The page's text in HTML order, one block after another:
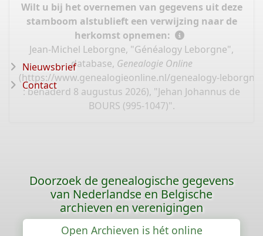
Wilt u bij het overnemen van gegevens uit deze
stamboom alstublieft een verwijzing naar de
herkomst opnemen:
Jean-Michel Leborgne, "Généalogy Leborgne",
database, Genealogie Online
(https://www.genealogieonline.nl/genealogy-
: benaderd 8 augustus 2026), "Jehan Johannus de
BOURS (995-1047)".
Nieuwsbrief
Contact
Doorzoek de genealogische gegevens
van Nederlandse en Belgische
archieven en verenigingen
Open Archieven is hét online